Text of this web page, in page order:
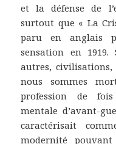
et la défense de
surtout que « La
paru en anglais
sensation en
autres,
nous sommes
profession de fois
mentale d’avant-
caractérisait
modernité pouvant